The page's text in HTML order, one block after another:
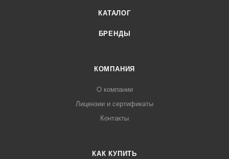
КАТАЛОГ
БРЕНДЫ
КОМПАНИЯ
О компании
Лицензии и сертификаты
Контакты
КАК КУПИТЬ